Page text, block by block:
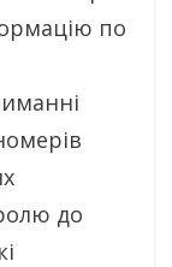
по
до